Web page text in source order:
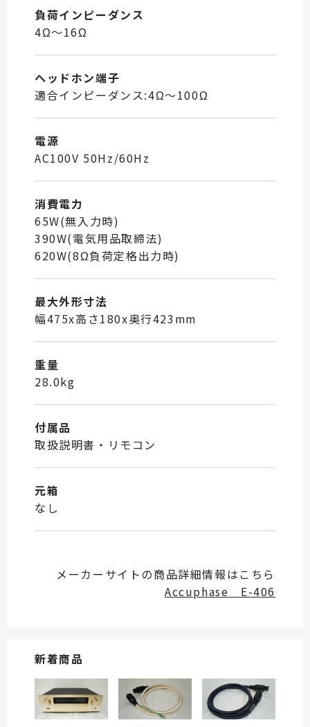
負荷インピーダンス
4Ω～16Ω
ヘッドホン端子
適合インピーダンス:4Ω～100Ω
電源
AC100V 50Hz/60Hz
消費電力
65W(無入力時)
390W(電気用品取締法)
620W(8Ω負荷定格出力時)
最大外形寸法
幅475x高さ180x奥行423mm
重量
28.0kg
付属品
取扱説明書・リモコン
元箱
なし
メーカーサイトの商品詳細情報はこちら
Accuphase E-406
新着商品